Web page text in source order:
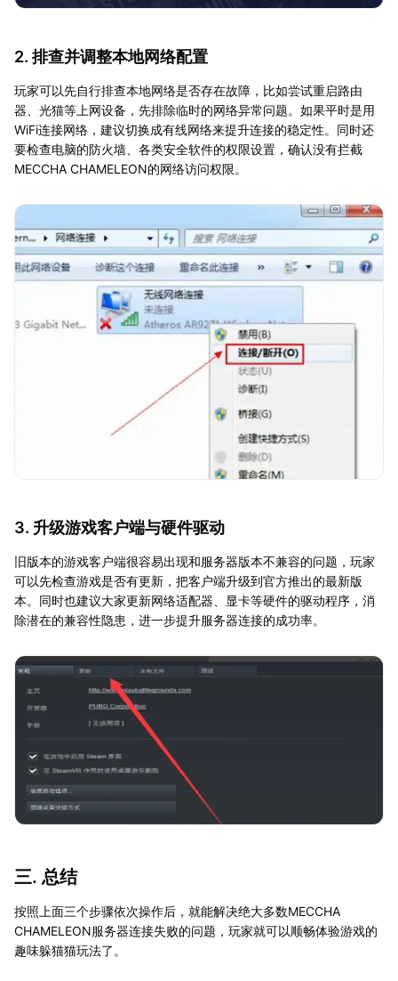
2. 排查并调整本地网络配置
玩家可以先自行排查本地网络是否存在故障，比如尝试重启路由
器、光猫等上网设备，先排除临时的网络异常问题。如果平时是用
WiFi连接网络，建议切换成有线网络来提升连接的稳定性。同时还
要检查电脑的防火墙、各类安全软件的权限设置，确认没有拦截
MECCHA CHAMELEON的网络访问权限。
3. 升级游戏客户端与硬件驱动
旧版本的游戏客户端很容易出现和服务器版本不兼容的问题，玩家
可以先检查游戏是否有更新，把客户端升级到官方推出的最新版
本。同时也建议大家更新网络适配器、显卡等硬件的驱动程序，消
除潜在的兼容性隐患，进一步提升服务器连接的成功率。
三. 总结
按照上面三个步骤依次操作后，就能解决绝大多数MECCHA
CHAMELEON服务器连接失败的问题，玩家就可以顺畅体验游戏的
趣味躲猫猫玩法了。